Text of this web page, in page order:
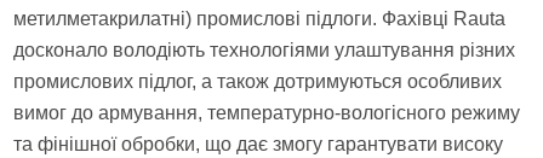
метилметакрилатні) промислові підлоги. Фахівці Rauta
досконало володіють технологіями улаштування різних
промислових підлог, а також дотримуються особливих
вимог до армування, температурно-вологісного режиму
та фінішної обробки, що дає змогу гарантувати високу